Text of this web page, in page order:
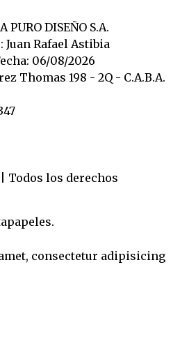
PURO DISEÑO S.A.
Rafael Astibia
06/08/2026
Thomas 198 - 2Q - C.A.B.A.
Todos los derechos
consectetur adipisicing